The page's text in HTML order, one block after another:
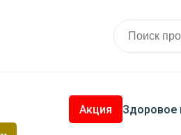
Акция Здоровое